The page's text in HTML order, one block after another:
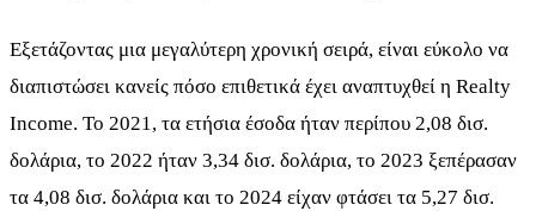
Εξετάζοντας μια μεγαλύτερη χρονική σειρά, είναι εύκολο να
διαπιστώσει κανείς πόσο επιθετικά έχει αναπτυχθεί η Realty
Income. Το 2021, τα ετήσια έσοδα ήταν περίπου 2,08 δισ.
δολάρια, το 2022 ήταν 3,34 δισ. δολάρια, το 2023 ξεπέρασαν
τα 4,08 δισ. δολάρια και το 2024 είχαν φτάσει τα 5,27 δισ.